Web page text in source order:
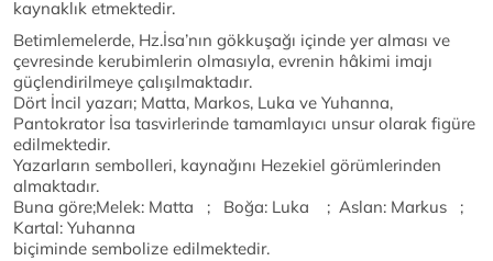
kaynaklık etmektedir.
Betimlemelerde, Hz.İsa’nın gökkuşağı içinde yer alması ve
çevresinde kerubimlerin olmasıyla, evrenin hâkimi imajı
güçlendirilmeye çalışılmaktadır.
Dört İncil yazarı; Matta, Markos, Luka ve Yuhanna,
Pantokrator İsa tasvirlerinde tamamlayıcı unsur olarak figüre
edilmektedir.
Yazarların sembolleri, kaynağını Hezekiel görümlerinden
almaktadır.
Buna göre;Melek: Matta ; Boğa: Luka ; Aslan: Markus ;
Kartal: Yuhanna
biçiminde sembolize edilmektedir.